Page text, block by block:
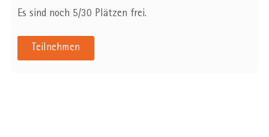
Es sind noch 5/30 Plätzen frei.
Teilnehmen